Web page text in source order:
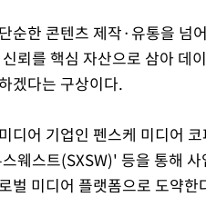
순한 콘텐츠 제작·유통을
뢰를 핵심 자산으로 삼아 데
겠다는 구상이다.
디어 기업인 펜스케 미디어
웨스트(SXSW)' 등을 통해
벌 미디어 플랫폼으로 도약한